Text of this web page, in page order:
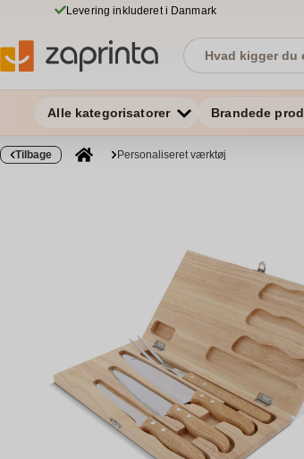
Levering inkluderet i Danmark
Alle kategorisatorer Brandede
Tilbage Personaliseret værktøj